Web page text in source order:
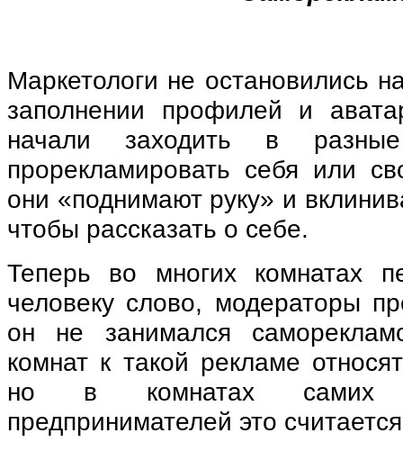
Маркетологи не остановились
заполнении профилей и
начали заходить в
прорекламировать себя или
они «поднимают руку» и
чтобы рассказать о себе.
Теперь во многих комнатах
человеку слово, модераторы
он не занимался
комнат к такой рекламе
но в комнатах самих
предпринимателей это